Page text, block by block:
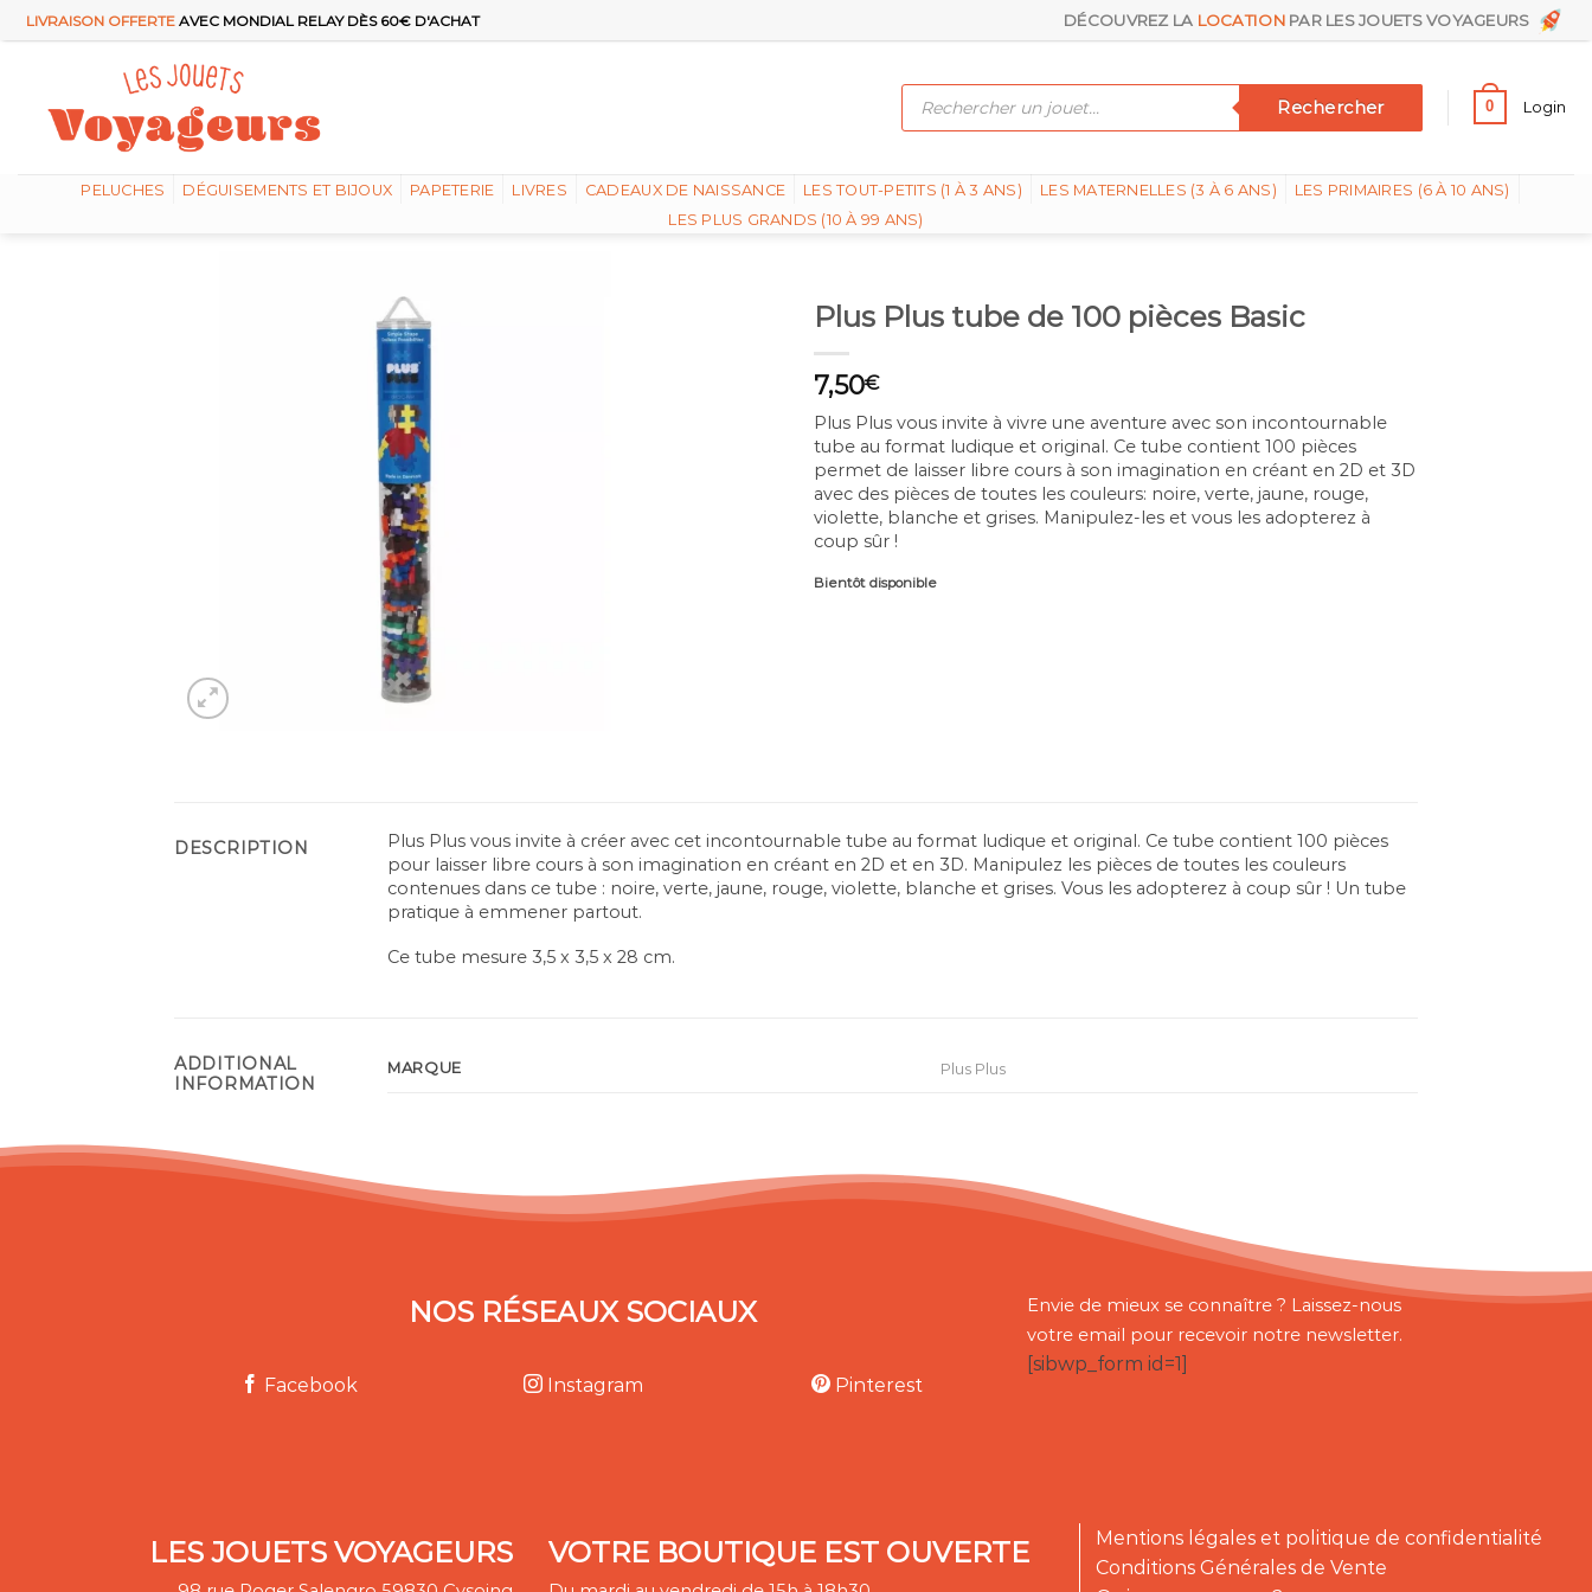
Passer
au
LIVRAISON OFFERTE AVEC MONDIAL RELAY DÈS 60€ D'ACHAT DÉCOUVREZ LA LOCATION PAR LES JOUETS VOYAGEURS
Recherche
Rechercher 0 Login
PELUCHES DÉGUISEMENTS ET BIJOUX PAPETERIE LIVRES CADEAUX DE NAISSANCE LES TOUT-PETITS (1 À 3 ANS) LES MATERNELLES (3 À 6 ANS)
LES PRIMAIRES (6 À 10 ANS)
LES PLUS GRANDS (10 À 99 ANS)
Plus Plus tube de 100 pièces Basic
7,50€
Plus Plus vous invite à vivre une aventure avec son incontournable
tube au format ludique et original. Ce tube contient 100 pièces
permet de laisser libre cours à son imagination en créant en 2D et 3D
avec des pièces de toutes les couleurs: noire, verte, jaune, rouge,
violette, blanche et grises. Manipulez-les et vous les adopterez à
coup sûr !
Bientôt disponible
DESCRIPTION
Plus Plus vous invite à créer avec cet incontournable tube au format ludique et original. Ce tube contient 100 pièces
pour laisser libre cours à son imagination en créant en 2D et en 3D. Manipulez les pièces de toutes les couleurs
contenues dans ce tube : noire, verte, jaune, rouge, violette, blanche et grises. Vous les adopterez à coup sûr ! Un tube
pratique à emmener partout.
Ce tube mesure 3,5 x 3,5 x 28 cm.
ADDITIONAL
INFORMATION
MARQUE Plus Plus
NOS RÉSEAUX SOCIAUX
Facebook Instagram Pinterest
Envie de mieux se connaître ? Laissez-nous
votre email pour recevoir notre newsletter.
[sibwp_form id=1]
LES JOUETS VOYAGEURS VOTRE BOUTIQUE EST OUVERTE
Mentions légales et politique de confidentialité
Conditions Générales de Vente